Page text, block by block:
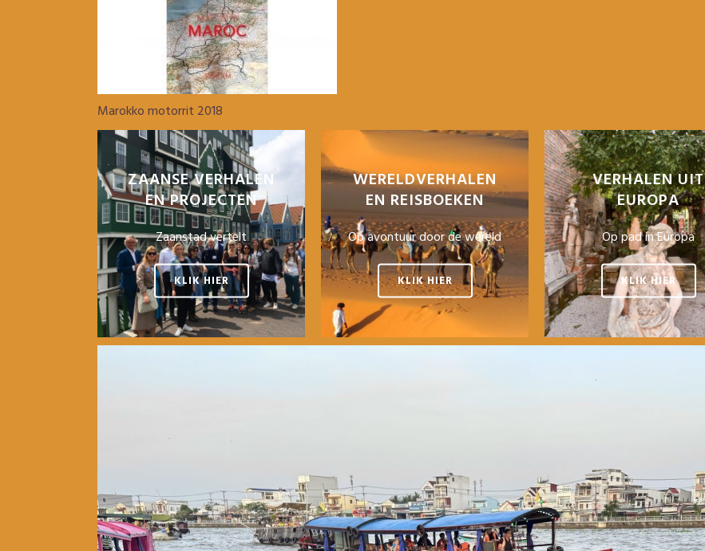
Marokko motorrit 2018
ZAANSE VERHALEN
EN PROJECTEN
Zaanstad vertelt
KLIK HIER
WERELDVERHALEN
EN REISBOEKEN
Op avontuur door de wereld
KLIK HIER
VERHALEN UIT
EUROPA
Op pad in Europa
KLIK HIER